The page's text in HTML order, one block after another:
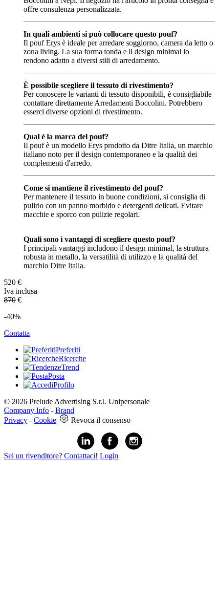
offre consulenza personalizzata.
In quali ambienti si può collocare questo pouf?
Il pouf Erys è ideale per arredare soggiorno, camera da letto o
zona living. La sua forma tonda e il design minimal lo
rendono adatto a diversi stili di arredamento.
È possibile scegliere il tessuto di rivestimento?
Per conoscere le varianti di tessuto disponibili, è consigliabile
contattare direttamente Arredamenti Boccolini. Potrebbero
esserci diverse opzioni di rivestimento.
Qual è la marca del pouf?
Il pouf è un modello Erys prodotto da Ditre Italia, un marchio
italiano noto per il design contemporaneo e la qualità dei
complementi d'arredo.
Come si mantiene il rivestimento del pouf?
Per mantenere il tessuto in buone condizioni, si consiglia di
pulirlo con un panno morbido e detergenti delicati. Evitare
macchie e sporco con pulizie regolari.
Quali sono i vantaggi di scegliere questo pouf?
I principali vantaggi includono il design minimal, la struttura
robusta in metallo, la versatilità di utilizzo e la qualità del
marchio Ditre Italia.
520 €
Iva inclusa
870 €
-40%
Contatta
Preferiti
Ricerche
Trend
Posta
Profilo
© 2026 Prelude Advertising S.r.l. Unipersonale
Company Info - Brand
Privacy - Cookie Revoca il consenso
Sei un rivenditore? Contattaci! Login